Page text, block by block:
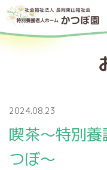
2024.08.23
喫茶～特別
つぼ～